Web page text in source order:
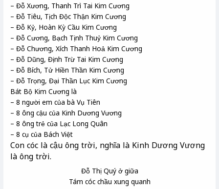
– Đỗ Xương, Thanh Trì Tai Kim Cương
– Đỗ Tiêu, Tịch Độc Thận Kim Cương
– Đỗ Kỷ, Hoàn Kỳ Cầu Kim Cương
– Đỗ Cương, Bạch Tịnh Thuỷ Kim Cương
– Đỗ Chương, Xích Thanh Hoả Kim Cương
– Đỗ Dũng, Định Trừ Tai Kim Cương
– Đỗ Bích, Tử Hiền Thần Kim Cương
– Đỗ Trọng, Đại Thần Lục Kim Cương
Bát Bộ Kim Cương là
– 8 người em của bà Vụ Tiên
– 8 ông cậu của Kinh Dương Vương
– 8 ông trẻ của Lạc Long Quân
– 8 cụ của Bách Việt
Con cóc là cậu ông trời, nghĩa là Kinh Dương Vương
là ông trời.
Đỗ Thị Quý ở giữa
Tám cóc chầu xung quanh